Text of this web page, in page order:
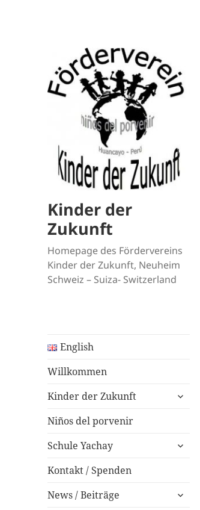
Kinder der
Zukunft
Homepage des Fördervereins
Kinder der Zukunft, Neuheim
Schweiz – Suiza- Switzerland
English
Willkommen
Kinder der Zukunft
expand
Niños del porvenir
Schule Yachay
expand
Kontakt / Spenden
News / Beiträge
expand